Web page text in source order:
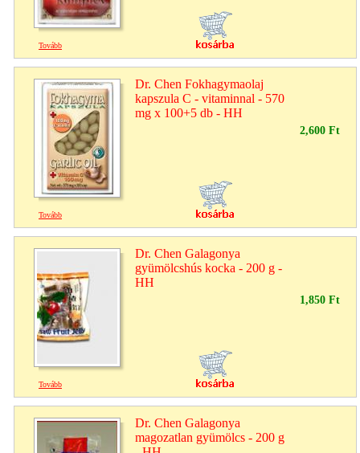
Tovább
Dr. Chen Fokhagymaolaj
kapszula C - vitaminnal - 570
mg x 100+5 db - HH
2,600 Ft
Tovább
Dr. Chen Galagonya
gyümölcshús kocka - 200 g -
HH
1,850 Ft
Tovább
Dr. Chen Galagonya
magozatlan gyümölcs - 200 g